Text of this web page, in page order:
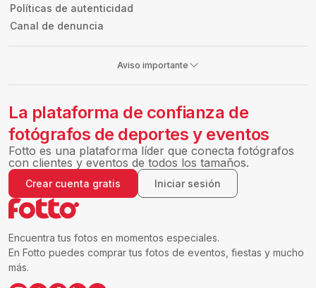
Políticas de autenticidad
Canal de denuncia
Aviso importante
Encuentra tus fotos en momentos especiales.
En Fotto puedes comprar tus fotos de eventos, fiestas y mucho
más.
La plataforma de confianza de
fotógrafos de deportes y eventos
Fotto es una plataforma líder que conecta fotógrafos
con clientes y eventos de todos los tamaños.
Crear cuenta gratis Iniciar sesión